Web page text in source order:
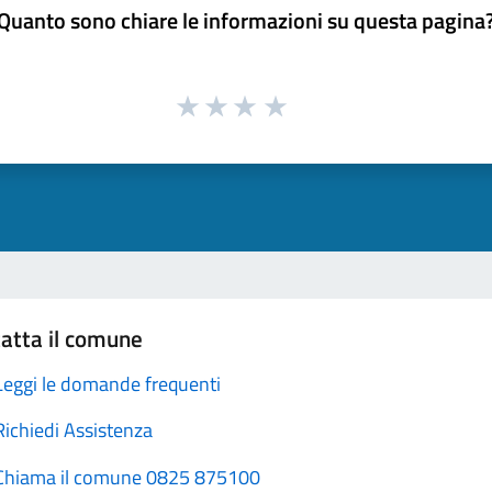
sono chiare le informazioni su questa
il comune
le domande frequenti
Assistenza
il comune 0825 875100